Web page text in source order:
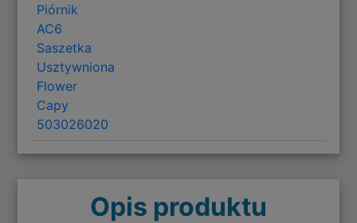
Piórnik
AC6
Saszetka
Usztywniona
Flower
Capy
503026020
Opis produktu